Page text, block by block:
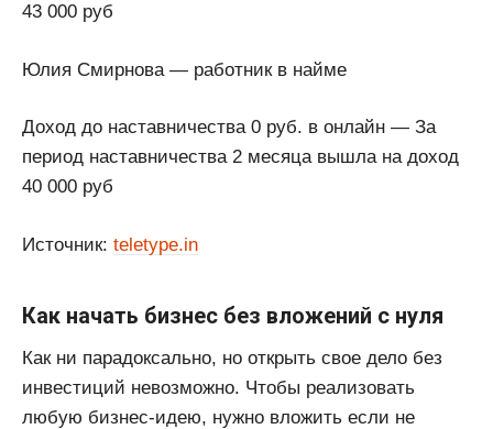
43 000 руб
Юлия Смирнова — работник в найме
Доход до наставничества 0 руб. в онлайн — За
период наставничества 2 месяца вышла на доход
40 000 руб
Источник: teletype.in
Как начать бизнес без вложений с нуля
Как ни парадоксально, но открыть свое дело без
инвестиций невозможно. Чтобы реализовать
любую бизнес-идею, нужно вложить если не